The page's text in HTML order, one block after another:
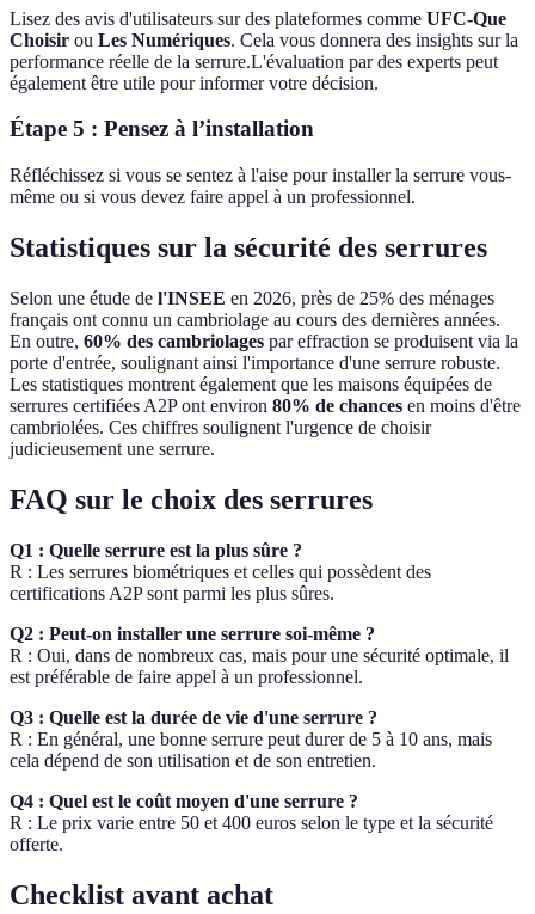
Lisez des avis d'utilisateurs sur des plateformes comme UFC-Que
Choisir ou Les Numériques. Cela vous donnera des insights sur la
performance réelle de la serrure.L'évaluation par des experts peut
également être utile pour informer votre décision.
Étape 5 : Pensez à l’installation
Réfléchissez si vous se sentez à l'aise pour installer la serrure vous-
même ou si vous devez faire appel à un professionnel.
Statistiques sur la sécurité des serrures
Selon une étude de l'INSEE en 2026, près de 25% des ménages
français ont connu un cambriolage au cours des dernières années.
En outre, 60% des cambriolages par effraction se produisent via la
porte d'entrée, soulignant ainsi l'importance d'une serrure robuste.
Les statistiques montrent également que les maisons équipées de
serrures certifiées A2P ont environ 80% de chances en moins d'être
cambriolées. Ces chiffres soulignent l'urgence de choisir
judicieusement une serrure.
FAQ sur le choix des serrures
Q1 : Quelle serrure est la plus sûre ?
R : Les serrures biométriques et celles qui possèdent des
certifications A2P sont parmi les plus sûres.
Q2 : Peut-on installer une serrure soi-même ?
R : Oui, dans de nombreux cas, mais pour une sécurité optimale, il
est préférable de faire appel à un professionnel.
Q3 : Quelle est la durée de vie d'une serrure ?
R : En général, une bonne serrure peut durer de 5 à 10 ans, mais
cela dépend de son utilisation et de son entretien.
Q4 : Quel est le coût moyen d'une serrure ?
R : Le prix varie entre 50 et 400 euros selon le type et la sécurité
offerte.
Checklist avant achat